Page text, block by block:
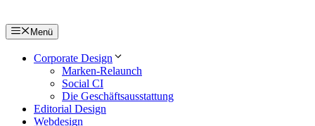
Menü
Corporate Design
Marken-Relaunch
Social CI
Die Geschäftsausstattung
Editorial Design
Webdesign